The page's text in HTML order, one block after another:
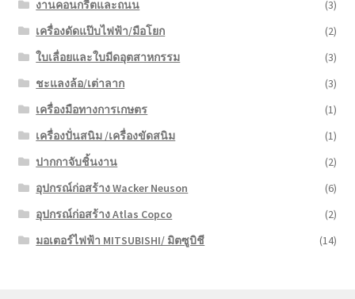
งานคอนกรีตและถนน
(3)
เครื่องดัดแป๊บไฟฟ้า/มือโยก
(2)
ใบเลื่อยและใบมีดอุตสาหกรรม
(3)
ชะแลงล้อ/เต่าลาก
(3)
เครื่องมือทางการเกษตร
(1)
เครื่องปั่นสนิม /เครื่องขัดสนิม
(1)
ปากกาจับชิ้นงาน
(2)
อุปกรณ์ก่อสร้าง Wacker Neuson
(6)
อุปกรณ์ก่อสร้าง Atlas Copco
(2)
มอเตอร์ไฟฟ้า MITSUBISHI/ มิตซูบิชี
(14)